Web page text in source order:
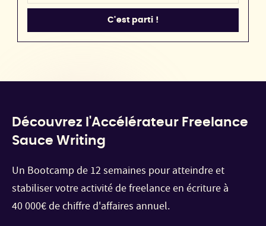
Découvrez l'Accélérateur Freelance
Sauce Writing
Un Bootcamp de 12 semaines pour atteindre et
stabiliser votre activité de freelance en écriture à
40 000€ de chiffre d'affaires annuel.